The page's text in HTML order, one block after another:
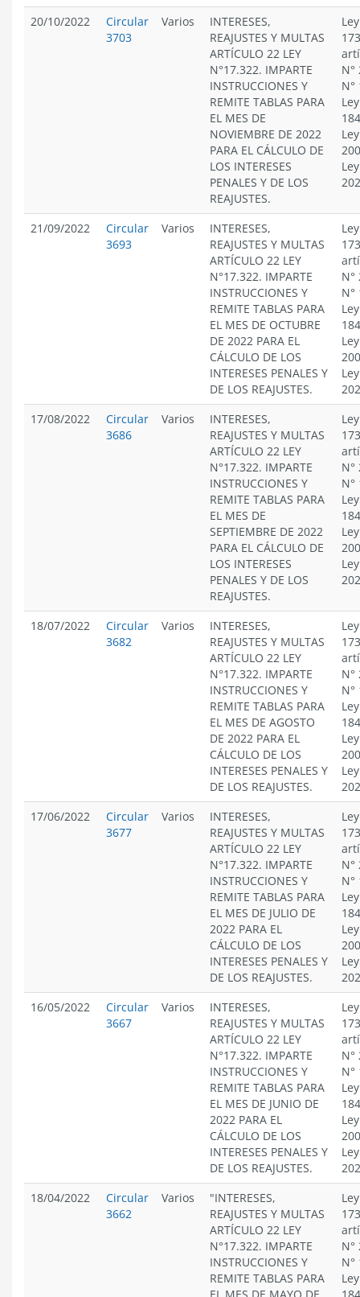
20/10/2022
Circular
3703
Varios
INTERESES,
REAJUSTES Y MULTAS
ARTÍCULO 22 LEY
N°17.322. IMPARTE
INSTRUCCIONES Y
REMITE TABLAS PARA
EL MES DE
NOVIEMBRE DE 2022
PARA EL CÁLCULO DE
LOS INTERESES
PENALES Y DE LOS
REAJUSTES.
N°
N°
21/09/2022
Circular
3693
Varios
INTERESES,
REAJUSTES Y MULTAS
ARTÍCULO 22 LEY
N°17.322. IMPARTE
INSTRUCCIONES Y
REMITE TABLAS PARA
EL MES DE OCTUBRE
DE 2022 PARA EL
CÁLCULO DE LOS
INTERESES PENALES Y
DE LOS REAJUSTES.
N°
N°
17/08/2022
Circular
3686
Varios
INTERESES,
REAJUSTES Y MULTAS
ARTÍCULO 22 LEY
N°17.322. IMPARTE
INSTRUCCIONES Y
REMITE TABLAS PARA
EL MES DE
SEPTIEMBRE DE 2022
PARA EL CÁLCULO DE
LOS INTERESES
PENALES Y DE LOS
REAJUSTES.
N°
N°
18/07/2022
Circular
3682
Varios
INTERESES,
REAJUSTES Y MULTAS
ARTÍCULO 22 LEY
N°17.322. IMPARTE
INSTRUCCIONES Y
REMITE TABLAS PARA
EL MES DE AGOSTO
DE 2022 PARA EL
CÁLCULO DE LOS
INTERESES PENALES Y
DE LOS REAJUSTES.
N°
N°
17/06/2022
Circular
3677
Varios
INTERESES,
REAJUSTES Y MULTAS
ARTÍCULO 22 LEY
N°17.322. IMPARTE
INSTRUCCIONES Y
REMITE TABLAS PARA
EL MES DE JULIO DE
2022 PARA EL
CÁLCULO DE LOS
INTERESES PENALES Y
DE LOS REAJUSTES.
N°
N°
16/05/2022
Circular
3667
Varios
INTERESES,
REAJUSTES Y MULTAS
ARTÍCULO 22 LEY
N°17.322. IMPARTE
INSTRUCCIONES Y
REMITE TABLAS PARA
EL MES DE JUNIO DE
2022 PARA EL
CÁLCULO DE LOS
INTERESES PENALES Y
DE LOS REAJUSTES.
N°
N°
18/04/2022
Circular
3662
Varios
"INTERESES,
REAJUSTES Y MULTAS
ARTÍCULO 22 LEY
N°17.322. IMPARTE
INSTRUCCIONES Y
REMITE TABLAS PARA
N°
N°